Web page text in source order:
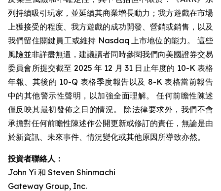
列持續吸引玩家，並延續其商業增長動力；我方遊戲在市場
上獲接受的程度、我方遊戲的成功開發、營銷或銷售，以及
我們留住關鍵員工或維持 Nasdaq 上市地位的能力。 這些
風險並非詳盡無遺，建議讀者同時參閱我們向美國證券交易
委員會所提交截至 2025 年 12 月 31 日止年度的 10-K 表格
年報、其後的 10-Q 表格季度報告以及 8-K 表格當前報告
中的其他警示性聲明，以加強全面理解。 任何前瞻性陳述
僅反映其最初發佈之日的情況。 除法律要求外，我們不會
承擔對任何前瞻性陳述作公開更新或修訂的責任，無論是由
於新資訊、未來事件、情況變化或其他原因所導致亦然。
投資者聯絡人：
John Yi 和 Steven Shinmachi
Gateway Group, Inc.